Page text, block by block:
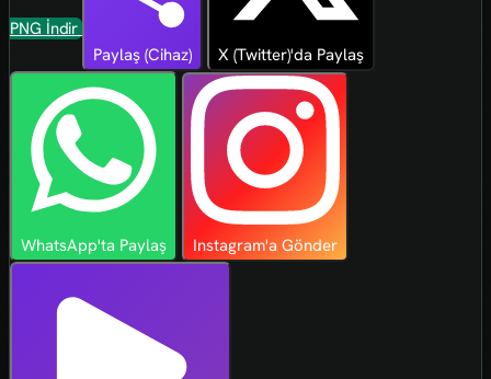
PNG İndir
Paylaş (Cihaz)
X (Twitter)'da Paylaş
WhatsApp'ta Paylaş Instagram'a Gönder